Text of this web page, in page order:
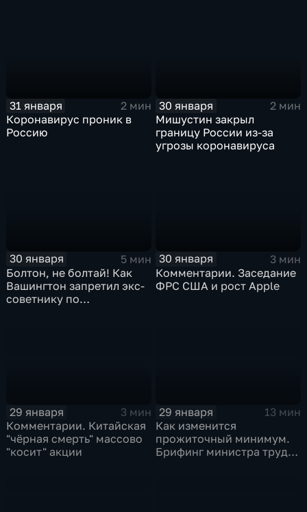
31 января
2 мин
Коронавирус проник в
Россию
30 января
2 мин
Мишустин закрыл
границу России из-за
угрозы коронавируса
30 января
5 мин
Болтон, не болтай! Как
Вашингтон запретил экс-
советнику по
30 января
3 мин
Комментарии. Заседание
ФРС США и рост Apple
29 января
3 мин
Комментарии. Китайская
"чёрная смерть" массово
"косит" акции
29 января
13 мин
Как изменится
прожиточный минимум.
Брифинг министра труда